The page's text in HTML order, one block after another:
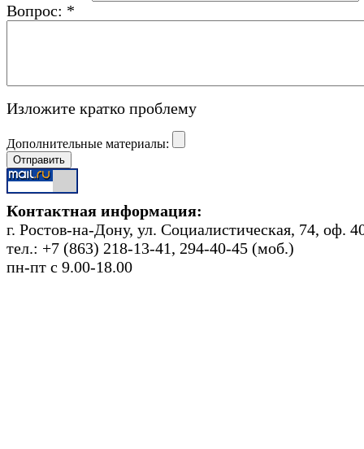
Вопрос: *
Изложите кратко проблему
Дополнительные материалы:
Контактная информация:
г. Ростов-на-Дону, ул. Социалистическая, 74, оф.
тел.: +7 (863) 218-13-41, 294-40-45 (моб.)
пн-пт с 9.00-18.00